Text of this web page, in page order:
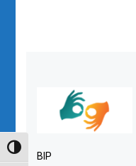
TOGGLE HIGH CONTRAST
BIP